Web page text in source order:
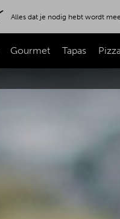
Alles dat je nodig hebt wordt
Gourmet Tapas